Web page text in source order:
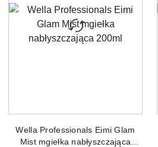
Wella Professionals Eimi Glam
Mist mgiełka nabłyszczająca